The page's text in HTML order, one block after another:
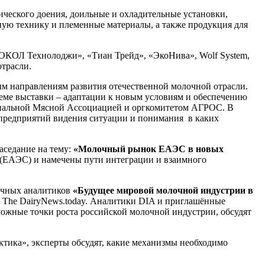
доения, доильные и охладительные установки,
технику и племенные материалы, а также продукция для
Технолоджи», «Тиан Трейд», «ЭкоНива», Wolf System,
развития отечественной молочной отрасли.
выставки – адаптации к новым условиям и обеспечению
Мясной Ассоциацией и оргкомитетом АГРОС. В
видения ситуации и понимания в каких
на тему: «Молочный рынок ЕАЭС в новых
(ЕАЭС) и намечены пути интеграции и взаимного
аналитиков «Будущее мировой молочной индустрии в
DairyNews.today. Аналитики DIA и приглашённые
точки роста российской молочной индустрии, обсудят
эксперты обсудят, какие механизмы необходимо